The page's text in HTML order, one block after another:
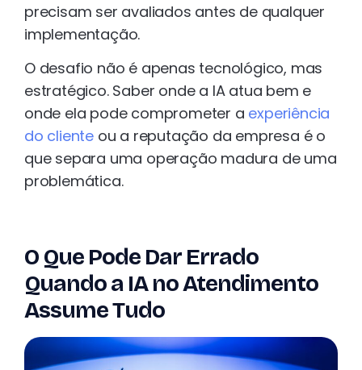
precisam ser avaliados antes de qualquer
implementação.
O desafio não é apenas tecnológico, mas
estratégico. Saber onde a IA atua bem e
onde ela pode comprometer a experiência
do cliente ou a reputação da empresa é o
que separa uma operação madura de uma
problemática.
O Que Pode Dar Errado
Quando a IA no Atendimento
Assume Tudo